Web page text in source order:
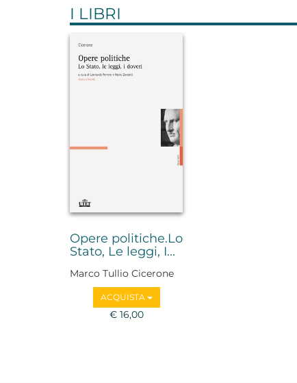
I LIBRI
Opere politiche.Lo
Stato, Le leggi, I...
Marco Tullio Cicerone
ACQUISTA
€ 16,00